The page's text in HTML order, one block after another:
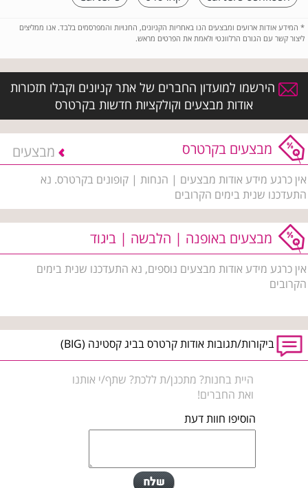
* המידע אודות ארועים ומבצעים הנו באחריות הקניונים, החנויות והמפרסמים בלבד. אנו ממליצים
ליצור קשר עם הגורם הרלוונטי ולאמת את הפרטים מראש.
הירשמו למועדון החברים של אתר קניונים וקבלו תזכורות
אודות מבצעים וקולקציות חדשות בקרטרס
מבצעים בקרטרס מבצעים
אין כרגע מידע אודות מבצעים | הנחות | קופונים בקרטרס. נא
התעדכנו שנית בימים הקרובים
מבצעים באופנה | הלבשה | ביגוד
אין כרגע מידע אודות מבצעים נוספים, נא התעדכנו שנית בימים
הקרובים
ביקורות/תגובות אודות קרטרס בביג קסטינה (BIG)
היית בחנות? מתכנן/ת ללכת? שתף/י אותנו
ואת החברים!
הוסיפו חוות דעת